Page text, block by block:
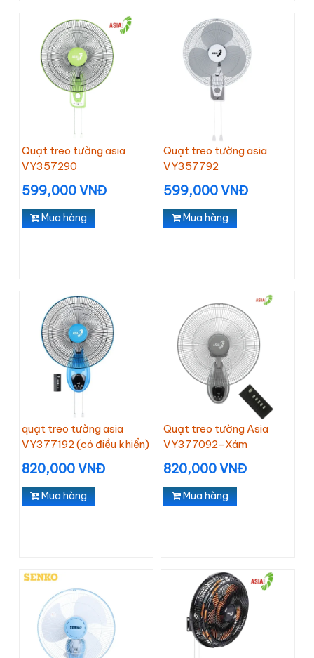
Quạt treo tường asia
VY357290
599,000 VNĐ
Mua hàng
Quạt treo tường asia
VY357792
599,000 VNĐ
Mua hàng
quạt treo tường asia
VY377192 (có điều khiển)
820,000 VNĐ
Mua hàng
Quạt treo tường Asia
VY377092-Xám
820,000 VNĐ
Mua hàng